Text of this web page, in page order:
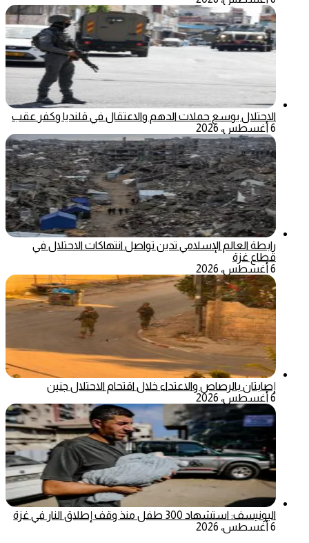
الاحتلال يوسع حملات الدهم والاعتقال في قلنديا وكفر عقب
6 أغسطس، 2026
رابطة العالم الإسلامي تدين تواصل انتهاكات الاحتلال في
قطاع غزة
6 أغسطس، 2026
إصابتان بالرصاص والاعتداء خلال اقتحام الاحتلال جنين
6 أغسطس، 2026
اليونيسف: استشهاد 300 طفل منذ وقف إطلاق النار في غزة
6 أغسطس، 2026